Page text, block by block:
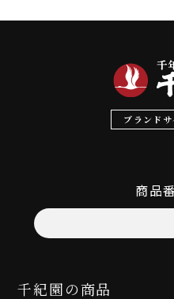
ブランド
商品
千紀園の商品